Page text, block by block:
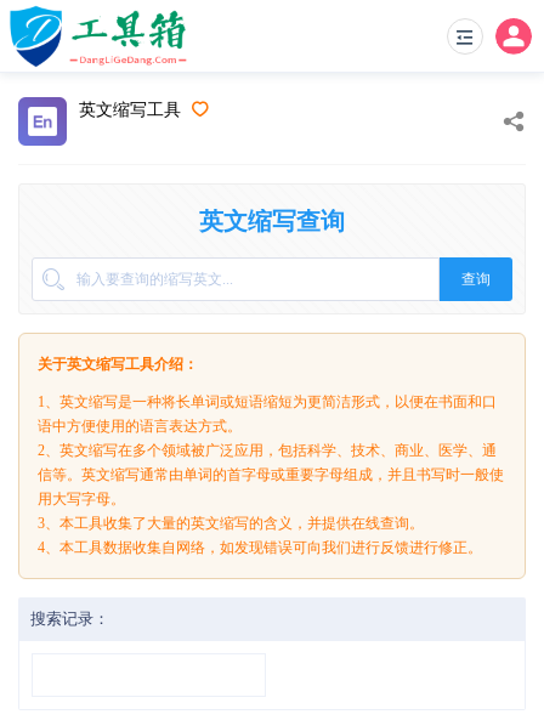
英文缩写工具
英文缩写查询
查询
关于英文缩写工具介绍：
1、英文缩写是一种将长单词或短语缩短为更简洁形式，以便在书面和口
语中方便使用的语言表达方式。
2、英文缩写在多个领域被广泛应用，包括科学、技术、商业、医学、通
信等。英文缩写通常由单词的首字母或重要字母组成，并且书写时一般使
用大写字母。
3、本工具收集了大量的英文缩写的含义，并提供在线查询。
4、本工具数据收集自网络，如发现错误可向我们进行反馈进行修正。
搜索记录：